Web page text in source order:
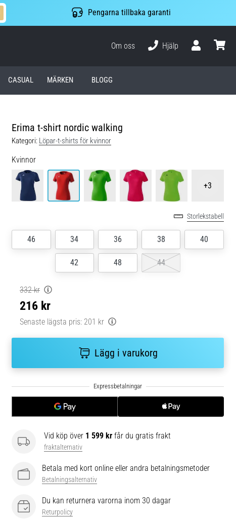
Pengarna tillbaka garanti
Om oss
Hjälp
CASUAL MÄRKEN BLOGG
Erima t-shirt nordic walking
Kategori: Löpar-t-shirts för kvinnor
Kvinnor
+3
Storlekstabell
46 34 36 38 40
42 48 44
332 kr
216 kr
Senaste lägsta pris: 201 kr
Lägg i varukorg
Vid köp över 1 599 kr får du gratis frakt
fraktalternativ
Betala med kort online eller andra betalningsmetoder
Betalningsalternativ
Du kan returnera varorna inom 30 dagar
Returpolicy